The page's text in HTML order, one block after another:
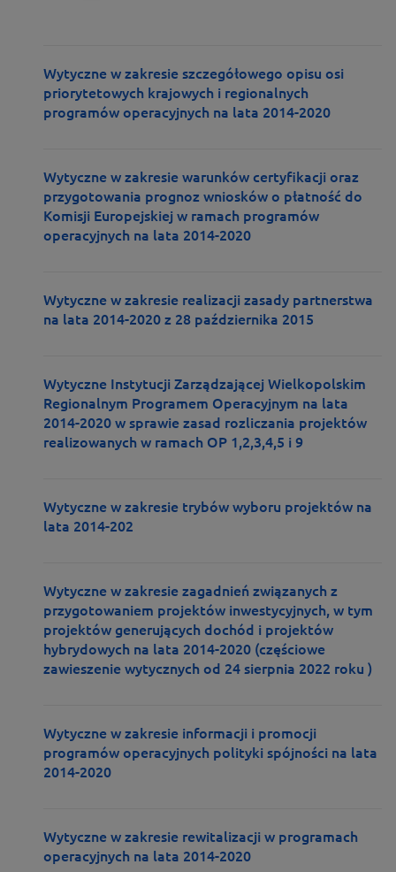
Wytyczne w zakresie szczegółowego opisu osi
priorytetowych krajowych i regionalnych
programów operacyjnych na lata 2014-2020
Wytyczne w zakresie warunków certyfikacji oraz
przygotowania prognoz wniosków o płatność do
Komisji Europejskiej w ramach programów
operacyjnych na lata 2014-2020
Wytyczne w zakresie realizacji zasady partnerstwa
na lata 2014-2020 z 28 października 2015
Wytyczne Instytucji Zarządzającej Wielkopolskim
Regionalnym Programem Operacyjnym na lata
2014-2020 w sprawie zasad rozliczania projektów
realizowanych w ramach OP 1,2,3,4,5 i 9
Wytyczne w zakresie trybów wyboru projektów na
lata 2014-202
Wytyczne w zakresie zagadnień związanych z
przygotowaniem projektów inwestycyjnych, w tym
projektów generujących dochód i projektów
hybrydowych na lata 2014-2020 (częściowe
zawieszenie wytycznych od 24 sierpnia 2022 roku )
Wytyczne w zakresie informacji i promocji
programów operacyjnych polityki spójności na lata
2014-2020
Wytyczne w zakresie rewitalizacji w programach
operacyjnych na lata 2014-2020